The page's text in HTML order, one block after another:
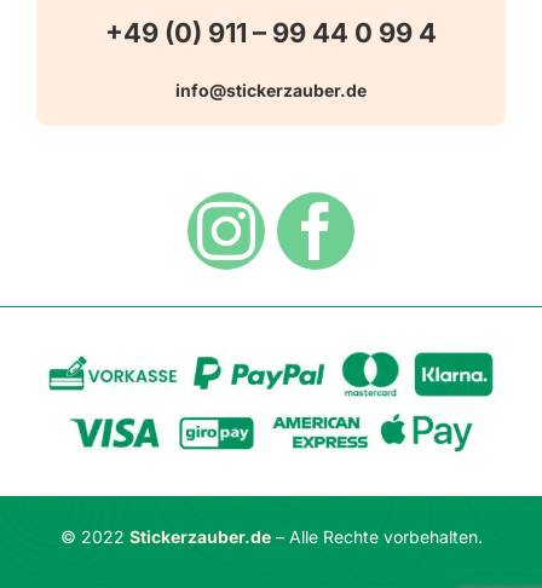
Warn-, Gebots-, Verbots- und
Hinweisaufkleber
Versandarten
Widerrufsbelehrung
AGB
Datenschutzerklärung
+49 (0) 911 – 99 44 0 99 4
info@stickerzauber.de
© 2022 Stickerzauber.de– Alle Rechte vorbehalten.